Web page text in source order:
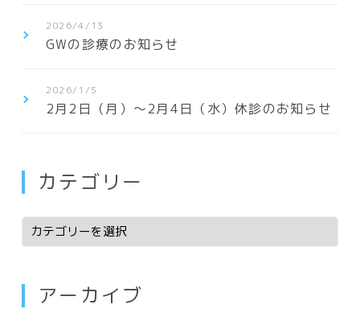
2026/4/13
GWの診療のお知らせ
2026/1/5
2月2日（月）〜2月4日（水）休診のお知らせ
カテゴリー
アーカイブ